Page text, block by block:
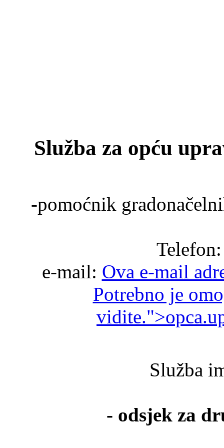
Služba za opću
-pomoćnik
e-mail: Ova e-mail
Potrebno je
vidite.">
Služba
- odsjek za